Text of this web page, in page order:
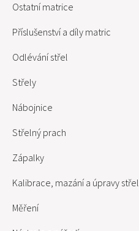
Ostatní matrice
Příslušenství a díly matric
Odlévání střel
Střely
Nábojnice
Střelný prach
Zápalky
Kalibrace, mazání a úpravy střel
Měření